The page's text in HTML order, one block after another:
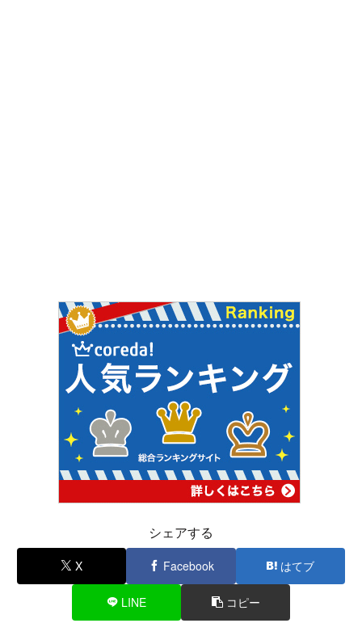
シェアする
X Facebook はてブ
LINE コピー